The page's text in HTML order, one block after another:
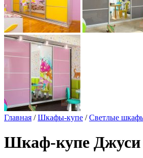
Главная /Шкафы-купе /Светлые
Шкаф-купе Джуси